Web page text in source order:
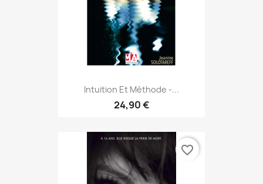
Intuition Et Méthode -...
24,90 €
favorite_border